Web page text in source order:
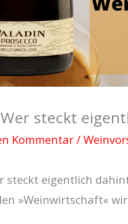
steckt
Kommentar /
steckt eigentlich
»Weinwirtschaft«